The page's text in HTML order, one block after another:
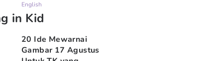
English
in Kid
20 Ide Mewarnai
Gambar 17 Agustus